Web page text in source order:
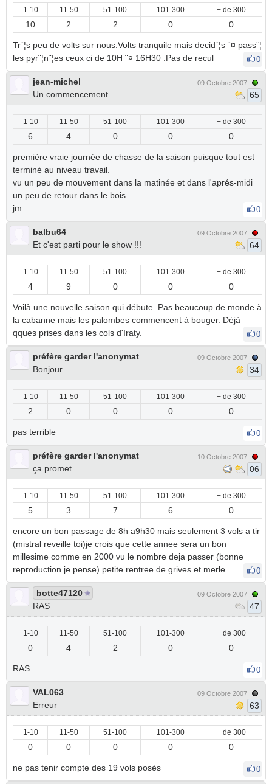
1-10 11-50 51-100 101-300 + de 300
10 2 2 0 0
Tr¨¦s peu de volts sur nous.Volts tranquile mais decid¨¦s ¨¤ pass¨¦
les pyr¨¦n¨¦es ceux ci de 10H ¨¤ 16H30 .Pas de recul
0
jean-michel
Un commencement
09 Octobre 2007
65
1-10 11-50 51-100 101-300 + de 300
6 4 0 0 0
première vraie journée de chasse de la saison puisque tout est
terminé au niveau travail.
vu un peu de mouvement dans la matinée et dans l'aprés-midi
un peu de retour dans le bois.
jm
0
balbu64
Et c'est parti pour le show !!!
09 Octobre 2007
64
1-10 11-50 51-100 101-300 + de 300
4 9 0 0 0
Voilà une nouvelle saison qui débute. Pas beaucoup de monde à
la cabanne mais les palombes commencent à bouger. Déjà
qques prises dans les cols d'Iraty.
0
préfère garder l'anonymat
Bonjour
09 Octobre 2007
34
1-10 11-50 51-100 101-300 + de 300
2 0 0 0 0
pas terrible 0
préfère garder l'anonymat
ça promet
10 Octobre 2007
06
1-10 11-50 51-100 101-300 + de 300
5 3 7 6 0
encore un bon passage de 8h a9h30 mais seulement 3 vols a tir
(mistral reveille toi)je crois que cette annee sera un bon
millesime comme en 2000 vu le nombre deja passer (bonne
reproduction je pense).petite rentree de grives et merle.
0
botte47120
RAS
09 Octobre 2007
47
1-10 11-50 51-100 101-300 + de 300
0 4 2 0 0
RAS 0
VAL063
Erreur
09 Octobre 2007
63
1-10 11-50 51-100 101-300 + de 300
0 0 0 0 0
ne pas tenir compte des 19 vols posés 0